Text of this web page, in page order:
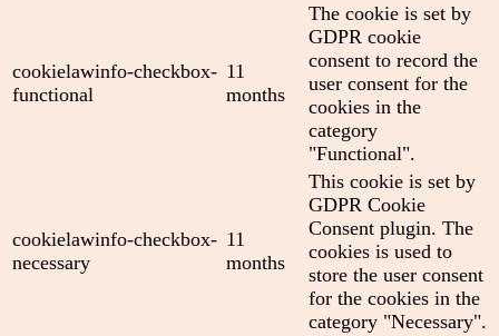
cookielawinfo-checkbox-
functional
11
months
The cookie is set by
GDPR cookie
consent to record the
user consent for the
cookies in the
category
"Functional".
cookielawinfo-checkbox-
necessary
11
months
This cookie is set by
GDPR Cookie
Consent plugin. The
cookies is used to
store the user consent
for the cookies in the
category "Necessary".